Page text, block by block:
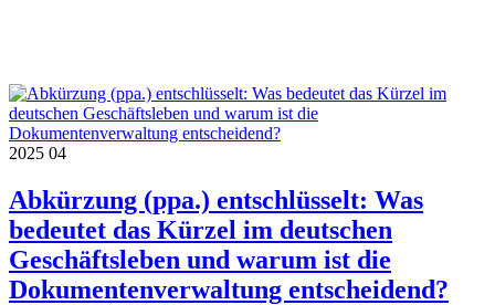
2025 04
Abkürzung (ppa.) entschlüsselt: Was
bedeutet das Kürzel im deutschen
Geschäftsleben und warum ist die
Dokumentenverwaltung entscheidend?